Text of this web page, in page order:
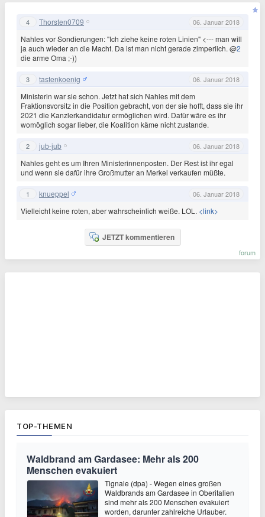
4 Thorsten0709 06. Januar 2018
Nahles vor Sondierungen: "Ich ziehe keine roten Linien" <--- man will
ja auch wieder an die Macht. Da ist man nicht gerade zimperlich. @2
die arme Oma ;-))
3 tastenkoenig 06. Januar 2018
Ministerin war sie schon. Jetzt hat sich Nahles mit dem
Fraktionsvorsitz in die Position gebracht, von der sie hofft, dass sie ihr
2021 die Kanzlerkandidatur ermöglichen wird. Dafür wäre es ihr
womöglich sogar lieber, die Koalition käme nicht zustande.
2 jub-jub 06. Januar 2018
Nahles geht es um Ihren Ministerinnenposten. Der Rest ist ihr egal
und wenn sie dafür ihre Großmutter an Merkel verkaufen müßte.
1 knueppel 06. Januar 2018
Vielleicht keine roten, aber wahrscheinlich weiße. LOL. <link>
JETZT kommentieren
forum
TOP-THEMEN
Waldbrand am Gardasee: Mehr als 200
Menschen evakuiert
Tignale (dpa) - Wegen eines großen
Waldbrands am Gardasee in Oberitalien
sind mehr als 200 Menschen evakuiert
worden, darunter zahlreiche Urlauber.